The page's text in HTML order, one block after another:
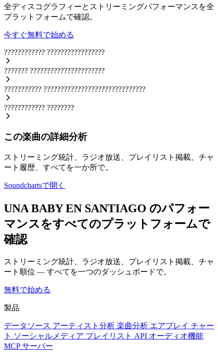
全ディスコグラフィーとストリーミングパフォーマンスを全
プラットフォームで確認。
今すぐ無料で始める
???????????? ?????????????????
??????? ??????????????????????
??????????? ??????????????????????????????
???????????? ????????
この楽曲の詳細分析
ストリーミング統計、ラジオ放送、プレイリスト掲載、チャ
ート履歴、すべてを一か所で。
Soundchartsで開く
UNA BABY EN SANTIAGO のパフォー
マンスをすべてのプラットフォームで
確認
ストリーミング統計、ラジオ放送、プレイリスト掲載、チャ
ート順位 — すべてを一つのダッシュボードで。
無料で始める
製品
データソース アーティスト分析 楽曲分析 エアプレイ チャー
ト ソーシャルメディア プレイリスト API オーディオ機能
MCP サーバー